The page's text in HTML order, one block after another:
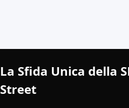
La Sfida Unica della
Street